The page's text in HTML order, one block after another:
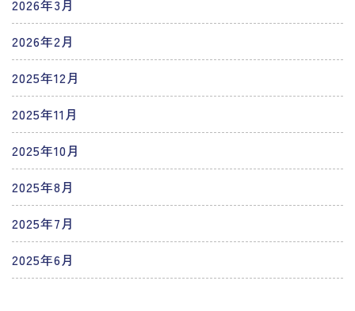
2026年3月
2026年2月
2025年12月
2025年11月
2025年10月
2025年8月
2025年7月
2025年6月